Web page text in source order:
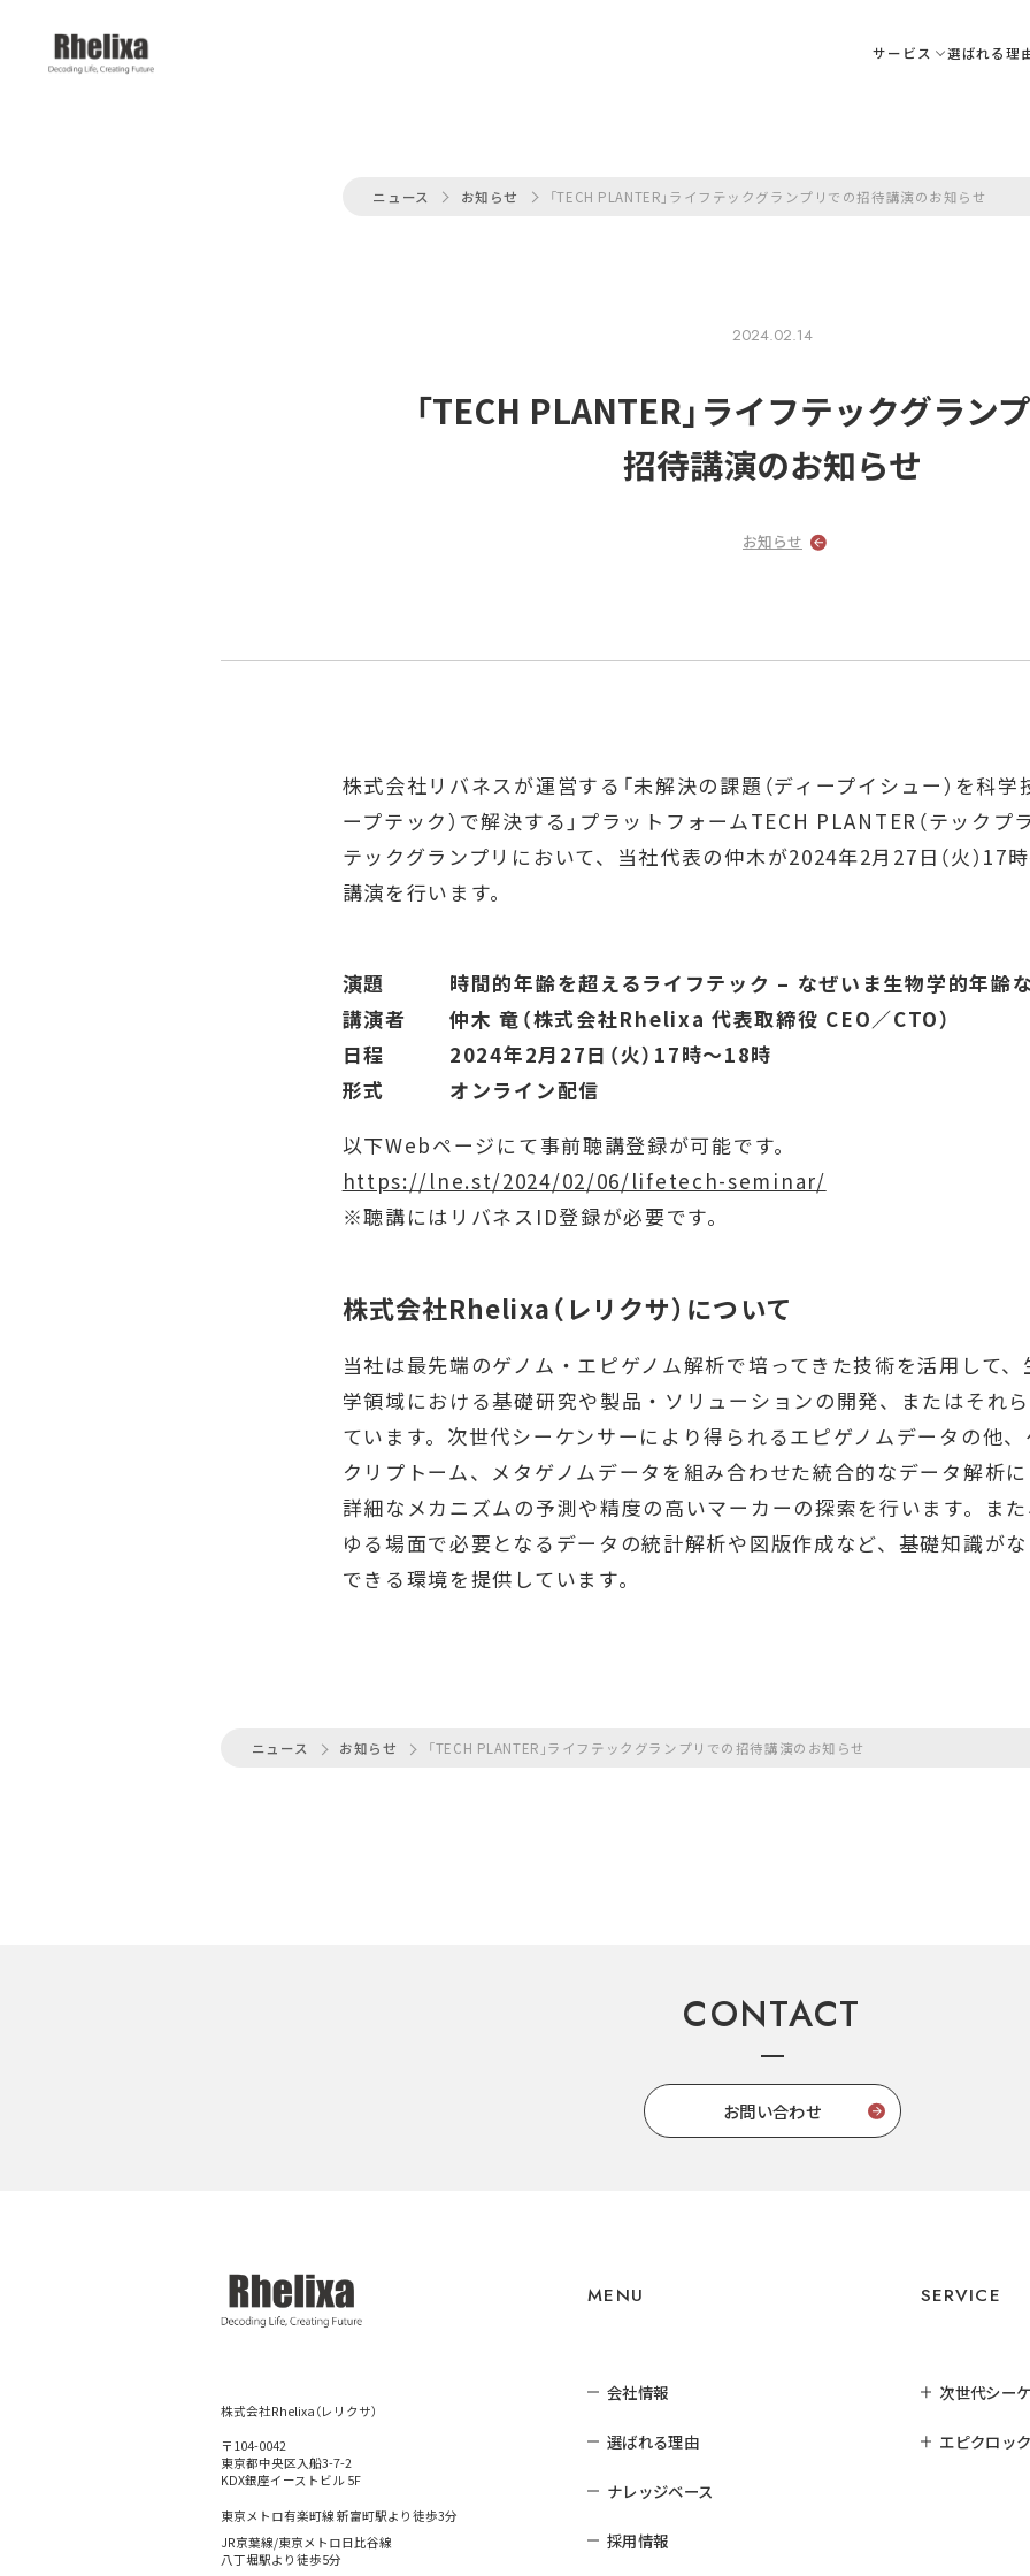
サービス 選ばれる理
ニュース お知らせ 「TECH PLANTER」ライフテックグランプリでの招待講演のお知らせ
2024.02.14
「TECH PLANTER」ライフテックグラン
招待講演のお知らせ
お知らせ
株式会社リバネスが運営する「未解決の課題（ディープイシュー）を科学
ープテック）で解決する」プラットフォームTECH PLANTER（テックプ
テックグランプリにおいて、当社代表の仲木が2024年2月27日（火）17
講演を行います。
演題 時間的年齢を超えるライフテック – なぜいま生物学的年齢
講演者 仲木 竜（株式会社Rhelixa 代表取締役 CEO／CTO）
日程 2024年2月27日（火）17時〜18時
形式 オンライン配信
以下Webページにて事前聴講登録が可能です。
https://lne.st/2024/02/06/lifetech-seminar/
※聴講にはリバネスID登録が必要です。
株式会社Rhelixa（レリクサ）について
当社は最先端のゲノム・エピゲノム解析で培ってきた技術を活用して
学領域における基礎研究や製品・ソリューションの開発、またはそれ
ています。次世代シーケンサーにより得られるエピゲノムデータの他
クリプトーム、メタゲノムデータを組み合わせた統合的なデータ解析
詳細なメカニズムの予測や精度の高いマーカーの探索を行います。ま
ゆる場面で必要となるデータの統計解析や図版作成など、基礎知識が
できる環境を提供しています。
ニュース お知らせ 「TECH PLANTER」ライフテックグランプリでの招待講演のお知らせ
CONTACT
お問い合わせ
株式会社Rhelixa（レリクサ）
〒104-0042
東京都中央区入船3-7-2
KDX銀座イーストビル 5F
東京メトロ有楽町線 新富町駅より徒歩3分
JR京葉線/東京メトロ日比谷線
八丁堀駅より徒歩5分
MENU
会社情報
選ばれる理由
ナレッジベース
採用情報
SERVICE
次世代シー
エピクロッ